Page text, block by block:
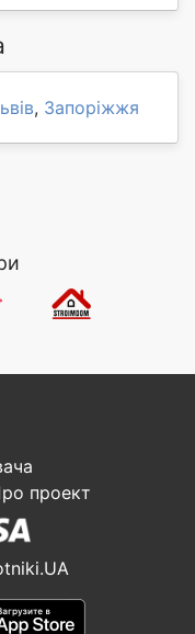
, Запоріжжя
проект